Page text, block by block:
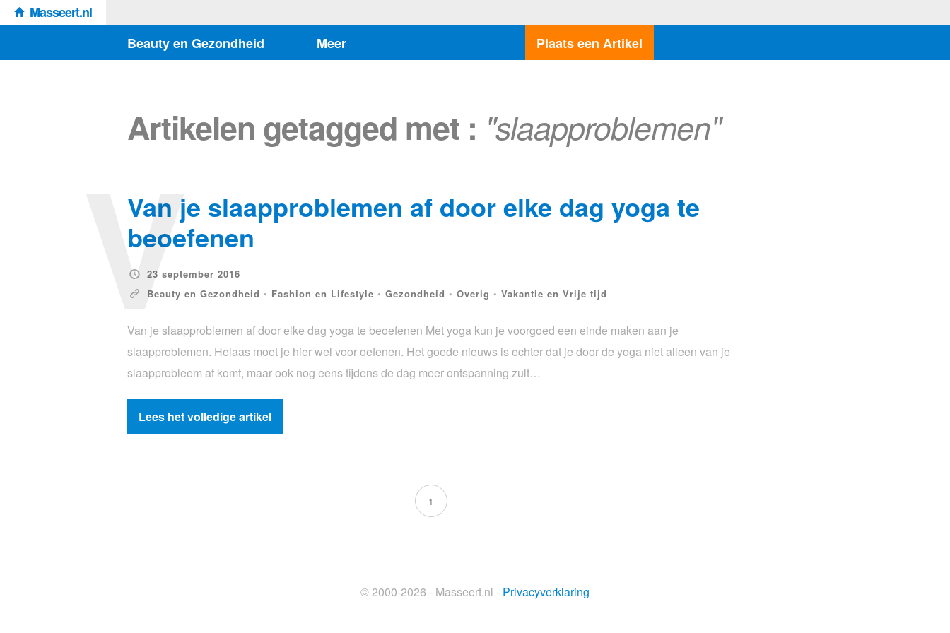
Masseert.nl
Beauty en Gezondheid
Meer Plaats een Artikel
Artikelen getagged met : "slaapproblemen"
Van je slaapproblemen af door elke dag yoga te
beoefenen
23 september 2016
Beauty en Gezondheid • Fashion en Lifestyle •Gezondheid •Overig •Vakantie en Vrije tijd
V
Van je slaapproblemen af door elke dag yoga te beoefenen Met yoga kun je voorgoed een einde maken aan je
slaapproblemen. Helaas moet je hier wel voor oefenen. Het goede nieuws is echter dat je door de yoga niet alleen van je
slaapprobleem af komt, maar ook nog eens tijdens de dag meer ontspanning zult…
Lees het volledige artikel
1
© 2000-2026 - Masseert.nl - Privacyverklaring